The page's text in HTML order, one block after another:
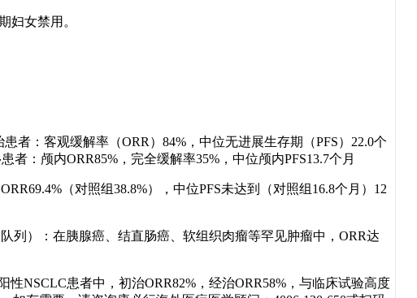
女禁用。
：客观缓解率（ORR）84%，中位无进展生存期（PFS）22.0个
者：颅内ORR85%，完全缓解率35%，中位颅内PFS13.7个月
（对照组38.8%），中位PFS未达到（对照组16.8个月）12
）：在胰腺癌、结直肠癌、软组织肉瘤等罕见肿瘤中，ORR达
NSCLC患者中，初治ORR82%，经治ORR58%，与临床试验高度